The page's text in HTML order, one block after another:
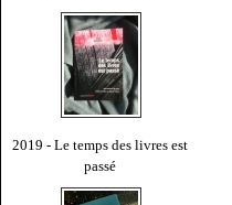
2019 - Le temps des livres est
passé